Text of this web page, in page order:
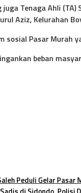
Tenaga Ahli
Aziz, Kelurahan
sosial Pasar
beban
Peduli Gelar Pasar